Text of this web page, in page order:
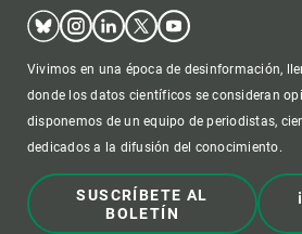
BlueskyInstagram
LinkedinTwitterYoutube
Vivimos en una época de desinformación,
donde los datos científicos se consideran
disponemos de un equipo de periodistas,
dedicados a la difusión del conocimiento.
SUSCRÍBETE AL
BOLETÍN